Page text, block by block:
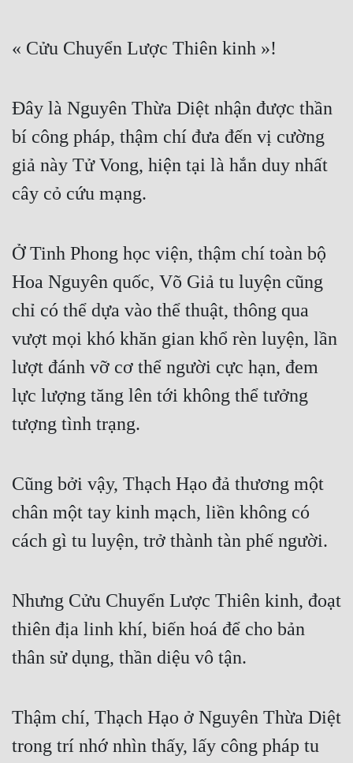
Hài Hước
Học Đường
Khoa Huyễn
Khoa Huyễn Không Gian
Kinh Dị
Kỳ Ảo
Linh Dị
Làm Giàu
Lịch Sử
Mưu Mô
Mỹ Thực
Ngôn Tình
Phong Thủy - Tâm Linh
Phản Phái
Quan Trường
« Cửu Chuyển Lược Thiên kinh »!
Đây là Nguyên Thừa Diệt nhận được thần
bí công pháp, thậm chí đưa đến vị cường
giả này Tử Vong, hiện tại là hắn duy nhất
cây cỏ cứu mạng.
Ở Tinh Phong học viện, thậm chí toàn bộ
Hoa Nguyên quốc, Võ Giả tu luyện cũng
chỉ có thể dựa vào thể thuật, thông qua
vượt mọi khó khăn gian khổ rèn luyện, lần
lượt đánh vỡ cơ thể người cực hạn, đem
lực lượng tăng lên tới không thể tưởng
tượng tình trạng.
Cũng bởi vậy, Thạch Hạo đả thương một
chân một tay kinh mạch, liền không có
cách gì tu luyện, trở thành tàn phế người.
Nhưng Cửu Chuyển Lược Thiên kinh, đoạt
thiên địa linh khí, biến hoá để cho bản
thân sử dụng, thần diệu vô tận.
Thậm chí, Thạch Hạo ở Nguyên Thừa Diệt
trong trí nhớ nhìn thấy, lấy công pháp tu